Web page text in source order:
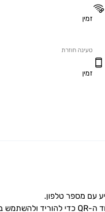
זמין
טעינה חוזרת
זמין